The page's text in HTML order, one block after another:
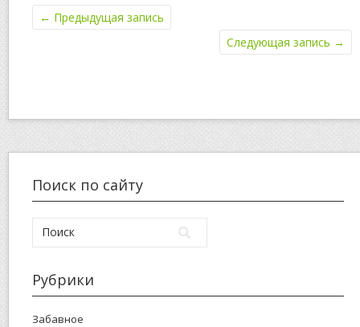
← Предыдущая запись
Следующая запись →
Поиск по сайту
Рубрики
Забавное